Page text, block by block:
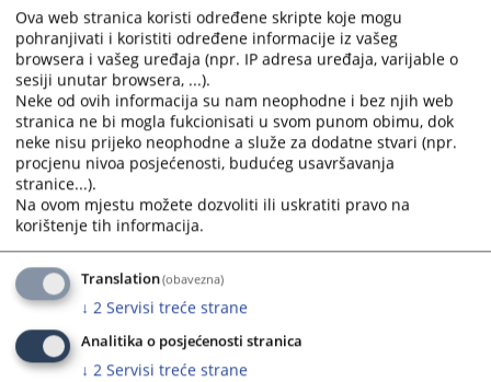
2623PREGLEDA
Prateći dokumenti
Zahtjev za pristup informacijama (1)
Ova web stranica koristi određene skripte koje mogu
pohranjivati i koristiti određene informacije iz vašeg
browsera i vašeg uređaja (npr. IP adresa uređaja, varijable o
sesiji unutar browsera, ...).
Neke od ovih informacija su nam neophodne i bez njih web
stranica ne bi mogla fukcionisati u svom punom obimu, dok
neke nisu prijeko neophodne a služe za dodatne stvari (npr.
procjenu nivoa posjećenosti, budućeg usavršavanja
stranice...).
Na ovom mjestu možete dozvoliti ili uskratiti pravo na
korištenje tih informacija.
Translation(obavezna)
↓ 2 Servisi treće strane
Analitika o posjećenosti stranica
↓ 2 Servisi treće strane